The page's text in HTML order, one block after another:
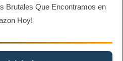
Brutales Que Encontramos en
Hoy!